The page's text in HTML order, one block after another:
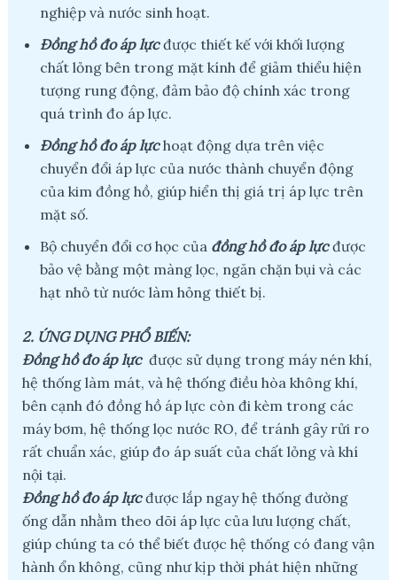
nghiệp và nước sinh hoạt.
Đồng hồ đo áp lựcđược thiết kế với khối lượng
chất lỏng bên trong mặt kính để giảm thiểu hiện
tượng rung động, đảm bảo độ chính xác trong
quá trình đo áp lực.
Đồng hồ đo áp lựchoạt động dựa trên việc
chuyển đổi áp lực của nước thành chuyển động
của kim đồng hồ, giúp hiển thị giá trị áp lực trên
mặt số.
Bộ chuyển đổi cơ học của đồng hồ đo áp lựcđược
bảo vệ bằng một màng lọc, ngăn chặn bụi và các
hạt nhỏ từ nước làm hỏng thiết bị.
2. ỨNG DỤNG PHỔ BIẾN:
Đồng hồ đo áp lựcđược sử dụng trong máy nén khí,
hệ thống làm mát, và hệ thống điều hòa không khí,
bên cạnh đó đồng hồ áp lực còn đi kèm trong các
máy bơm, hệ thống lọc nước RO, để tránh gây rửi ro
rất chuẩn xác, giúp đo áp suất của chất lỏng và khí
nội tại.
Đồng hồ đo áp lựcđược lắp ngay hệ thống đường
ống dẫn nhằm theo dõi áp lực của lưu lượng chất,
giúp chúng ta có thể biết được hệ thống có đang vận
hành ổn không, cũng như kịp thời phát hiện những